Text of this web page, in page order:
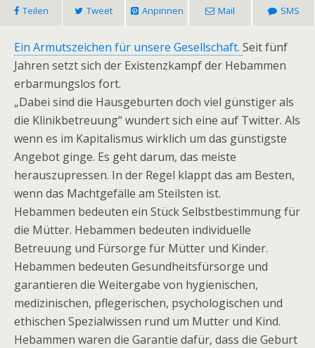
Teilen Tweet Anpinnen Mail SMS
Ein Armutszeichen für unsere Gesellschaft. Seit fünf
Jahren setzt sich der Existenzkampf der Hebammen
erbarmungslos fort.
„Dabei sind die Hausgeburten doch viel günstiger als
die Klinikbetreuung“ wundert sich eine auf Twitter. Als
wenn es im Kapitalismus wirklich um das günstigste
Angebot ginge. Es geht darum, das meiste
herauszupressen. In der Regel klappt das am Besten,
wenn das Machtgefälle am Steilsten ist.
Hebammen bedeuten ein Stück Selbstbestimmung für
die Mütter. Hebammen bedeuten individuelle
Betreuung und Fürsorge für Mütter und Kinder.
Hebammen bedeuten Gesundheitsfürsorge und
garantieren die Weitergabe von hygienischen,
medizinischen, pflegerischen, psychologischen und
ethischen Spezialwissen rund um Mutter und Kind.
Hebammen waren die Garantie dafür, dass die Geburt